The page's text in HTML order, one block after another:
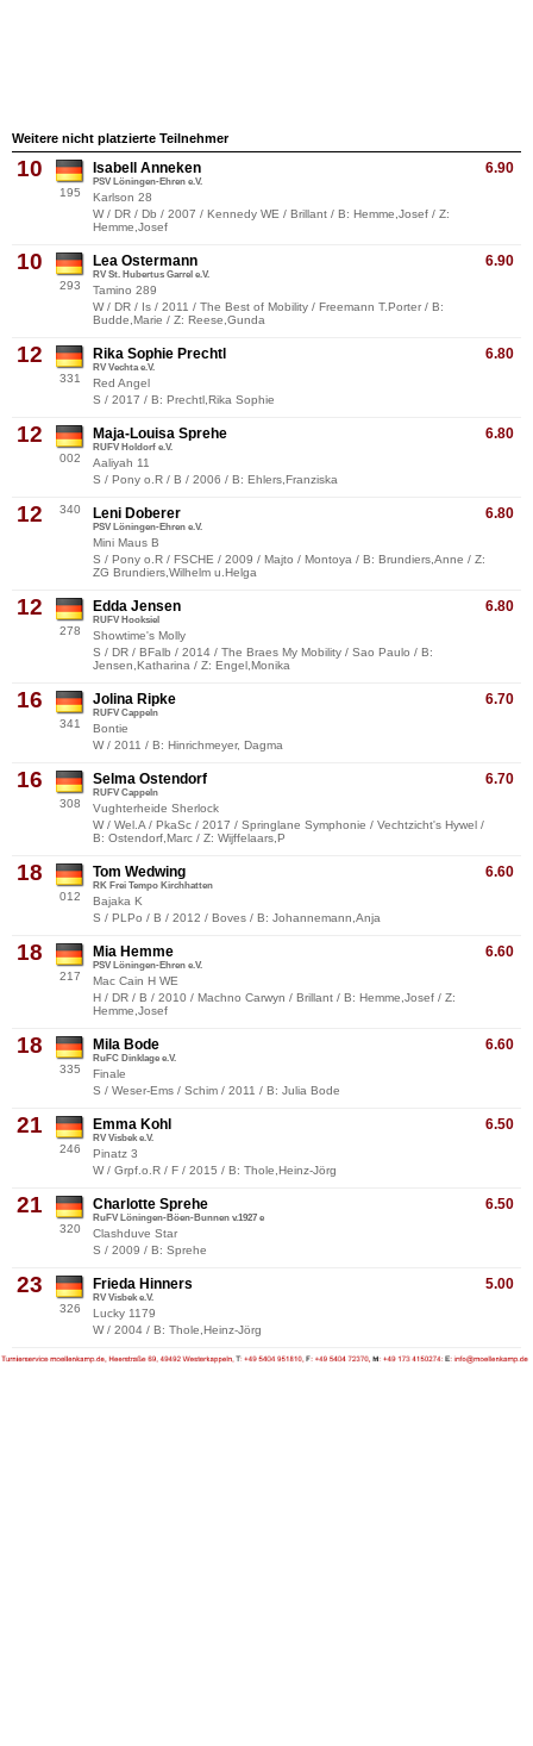
Weitere nicht platzierte Teilnehmer
10
195
6.90
Isabell Anneken
PSV Löningen-Ehren e.V.
Karlson 28
W / DR / Db / 2007 / Kennedy WE / Brillant / B: Hemme,Josef / Z:
Hemme,Josef
10
293
6.90
Lea Ostermann
RV St. Hubertus Garrel e.V.
Tamino 289
W / DR / Is / 2011 / The Best of Mobility / Freemann T.Porter / B:
Budde,Marie / Z: Reese,Gunda
12
331
6.80
Rika Sophie Prechtl
RV Vechta e.V.
Red Angel
S / 2017 / B: Prechtl,Rika Sophie
12
002
6.80
Maja-Louisa Sprehe
RUFV Holdorf e.V.
Aaliyah 11
S / Pony o.R / B / 2006 / B: Ehlers,Franziska
12 340 6.80
Leni Doberer
PSV Löningen-Ehren e.V.
Mini Maus B
S / Pony o.R / FSCHE / 2009 / Majto / Montoya / B: Brundiers,Anne / Z:
ZG Brundiers,Wilhelm u.Helga
12
278
6.80
Edda Jensen
RUFV Hooksiel
Showtime's Molly
S / DR / BFalb / 2014 / The Braes My Mobility / Sao Paulo / B:
Jensen,Katharina / Z: Engel,Monika
16
341
6.70
Jolina Ripke
RUFV Cappeln
Bontie
W / 2011 / B: Hinrichmeyer, Dagma
16
308
6.70
Selma Ostendorf
RUFV Cappeln
Vughterheide Sherlock
W / Wel.A / PkaSc / 2017 / Springlane Symphonie / Vechtzicht's Hywel /
B: Ostendorf,Marc / Z: Wijffelaars,P
18
012
6.60
Tom Wedwing
RK Frei Tempo Kirchhatten
Bajaka K
S / PLPo / B / 2012 / Boves / B: Johannemann,Anja
18
217
6.60
Mia Hemme
PSV Löningen-Ehren e.V.
Mac Cain H WE
H / DR / B / 2010 / Machno Carwyn / Brillant / B: Hemme,Josef / Z:
Hemme,Josef
18
335
6.60
Mila Bode
RuFC Dinklage e.V.
Finale
S / Weser-Ems / Schim / 2011 / B: Julia Bode
21
246
6.50
Emma Kohl
RV Visbek e.V.
Pinatz 3
W / Grpf.o.R / F / 2015 / B: Thole,Heinz-Jörg
21
320
6.50
Charlotte Sprehe
RuFV Löningen-Böen-Bunnen v.1927 e
Clashduve Star
S / 2009 / B: Sprehe
23
326
5.00
Frieda Hinners
RV Visbek e.V.
Lucky 1179
W / 2004 / B: Thole,Heinz-Jörg